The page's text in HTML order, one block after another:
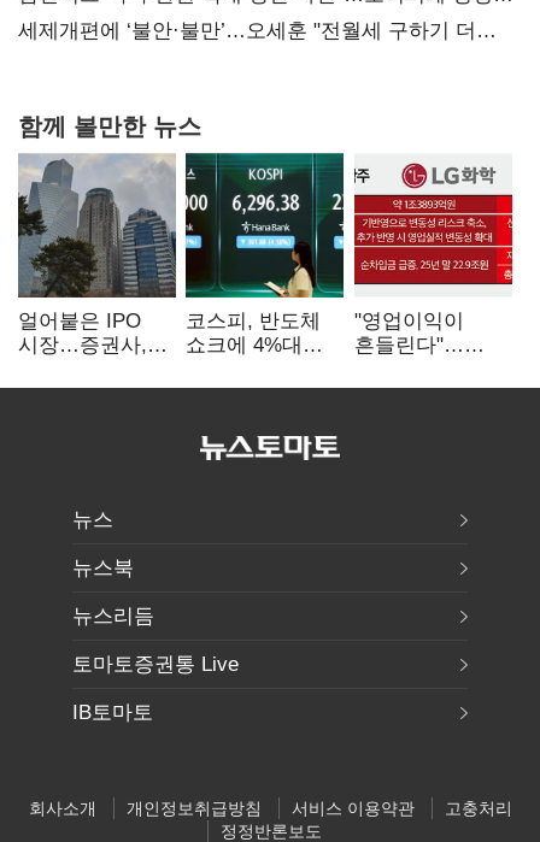
보내
세제개편에 ‘불안·불만’…오세훈 "전월세 구하기 더
함께 볼만한 뉴스
얼어붙은 IPO
시장…증권사,
전쟁' 기대
코스피, 반도체
쇼크에 4%대
5거래일째 상승
"영업이익이
흔들린다"…
18에 취약
뉴스
뉴스북
뉴스리듬
토마토증권통 Live
IB토마토
회사소개 개인정보취급방침 서비스 이용약관
고충처리
정정반론보도